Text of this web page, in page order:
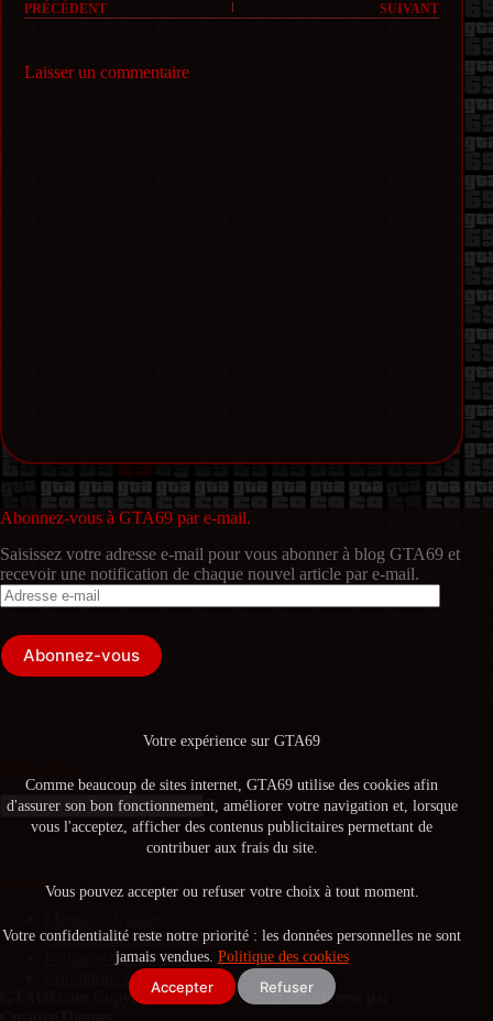
Votre expérience sur GTA69
Comme beaucoup de sites internet, GTA69 utilise des cookies afin
d'assurer son bon fonctionnement, améliorer votre navigation et, lorsque
vous l'acceptez, afficher des contenus publicitaires permettant de
contribuer aux frais du site.
Vous pouvez accepter ou refuser votre choix à tout moment.
Votre confidentialité reste notre priorité : les données personnelles ne sont
jamais vendues. Politique des cookies
Accepter Refuser
PRÉCÉDENT SUIVANT
Laisser un commentaire
Abonnez-vous à GTA69 par e-mail.
Saisissez votre adresse e-mail pour vous abonner à blog GTA69 et
recevoir une notification de chaque nouvel article par e-mail.
Adresse
e-
Abonnez-vous
Aucun
Légale
Politique de confidentialité
Politique des cookies
Conditions Générales d’Utilisation
GTA69.com Copyright © 2026 - Thème WordPress par